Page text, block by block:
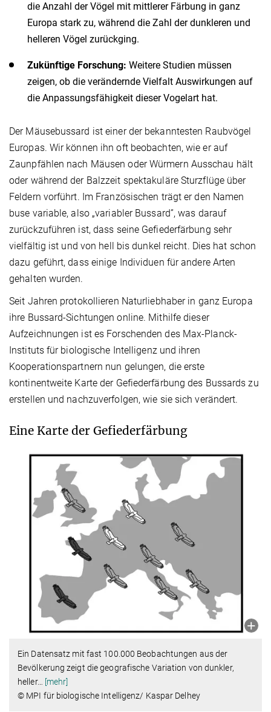
die Anzahl der Vögel mit mittlerer Färbung in ganz
Europa stark zu, während die Zahl der dunkleren und
helleren Vögel zurückging.
Zukünftige Forschung: Weitere Studien müssen
zeigen, ob die verändernde Vielfalt Auswirkungen auf
die Anpassungsfähigkeit dieser Vogelart hat.
Der Mäusebussard ist einer der bekanntesten Raubvögel
Europas. Wir können ihn oft beobachten, wie er auf
Zaunpfählen nach Mäusen oder Würmern Ausschau hält
oder während der Balzzeit spektakuläre Sturzflüge über
Feldern vorführt. Im Französischen trägt er den Namen
buse variable, also „variabler Bussard”, was darauf
zurückzuführen ist, dass seine Gefiederfärbung sehr
vielfältig ist und von hell bis dunkel reicht. Dies hat schon
dazu geführt, dass einige Individuen für andere Arten
gehalten wurden.
Seit Jahren protokollieren Naturliebhaber in ganz Europa
ihre Bussard-Sichtungen online. Mithilfe dieser
Aufzeichnungen ist es Forschenden des Max-Planck-
Instituts für biologische Intelligenz und ihren
Kooperationspartnern nun gelungen, die erste
kontinentweite Karte der Gefiederfärbung des Bussards zu
erstellen und nachzuverfolgen, wie sie sich verändert.
Eine Karte der Gefiederfärbung
Ein Datensatz mit fast 100.000 Beobachtungen aus der
Bevölkerung zeigt die geografische Variation von dunkler,
heller…
[mehr]
© MPI für biologische Intelligenz/ Kaspar Delhey